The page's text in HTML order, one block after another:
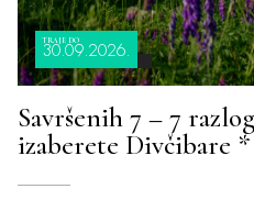
TRAJE DO
30.09.2026.
Savršenih 7 – 7
izaberete Divčibare *